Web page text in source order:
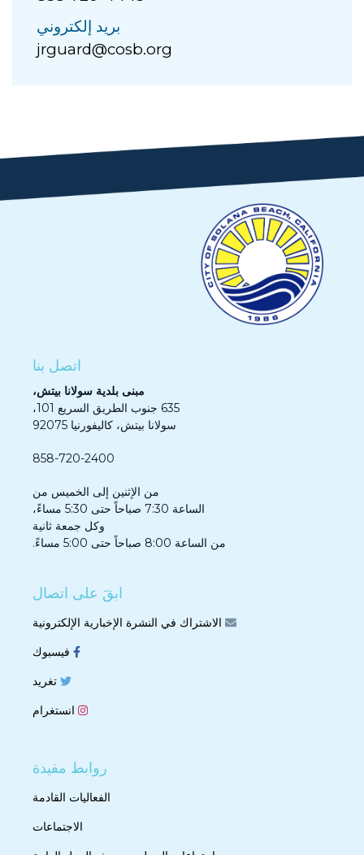
بريد إلكتروني
jrguard@cosb.org
اتصل بنا
مبنى بلدية سولانا بيتش،
635 جنوب الطريق السريع 101،
سولانا بيتش، كاليفورنيا 92075
858-720-2400
من الإثنين إلى الخميس من
الساعة 7:30 صباحاً حتى 5:30 مساءً،
وكل جمعة ثانية
من الساعة 8:00 صباحاً حتى 5:00 مساءً.
ابقَ على اتصال
الاشتراك في النشرة الإخبارية الإلكترونية
فيسبوك
تغريد
انستغرام
روابط مفيدة
الفعاليات القادمة
الاجتماعات